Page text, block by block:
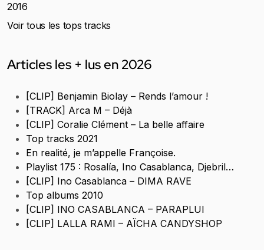
2016
Voir tous les tops tracks
Articles les + lus en 2026
[CLIP] Benjamin Biolay – Rends l’amour !
[TRACK] Arca M – Déjà
[CLIP] Coralie Clément – La belle affaire
Top tracks 2021
En realité, je m’appelle Françoise.
Playlist 175 : Rosalía, Ino Casablanca, Djebril…
[CLIP] Ino Casablanca – DIMA RAVE
Top albums 2010
[CLIP] INO CASABLANCA – PARAPLUI
[CLIP] LALLA RAMI – AÏCHA CANDYSHOP